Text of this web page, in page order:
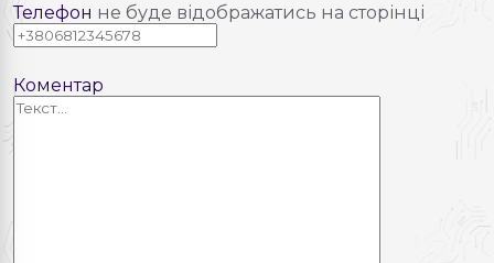
Телефон не буде відображатись на сторінці
Коментар